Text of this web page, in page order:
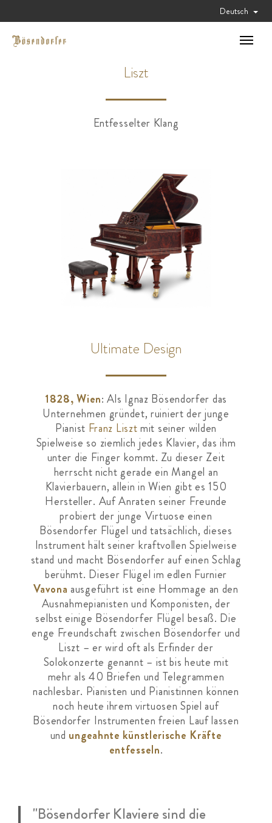
Deutsch
Toggle
Liszt
Entfesselter Klang
Ultimate Design
1828, Wien: Als Ignaz Bösendorfer das
Unternehmen gründet, ruiniert der junge
Pianist Franz Lisztmit seiner wilden
Spielweise so ziemlich jedes Klavier, das ihm
unter die Finger kommt. Zu dieser Zeit
herrscht nicht gerade ein Mangel an
Klavierbauern, allein in Wien gibt es 150
Hersteller. Auf Anraten seiner Freunde
probiert der junge Virtuose einen
Bösendorfer Flügel und tatsächlich, dieses
Instrument hält seiner kraftvollen Spielweise
stand und macht Bösendorfer auf einen Schlag
berühmt. Dieser Flügel im edlen Furnier
Vavonaausgeführt ist eine Hommage an den
Ausnahmepianisten und Komponisten, der
selbst einige Bösendorfer Flügel besaß. Die
enge Freundschaft zwischen Bösendorfer und
Liszt – er wird oft als Erfinder der
Solokonzerte genannt – ist bis heute mit
mehr als 40 Briefen und Telegrammen
nachlesbar. Pianisten und Pianistinnen können
noch heute ihrem virtuosen Spiel auf
Bösendorfer Instrumenten freien Lauf lassen
und ungeahnte künstlerische Kräfte
entfesseln.
"Bösendorfer Klaviere sind die